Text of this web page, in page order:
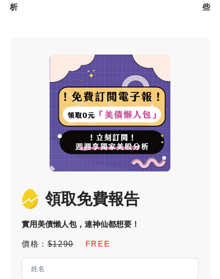
析
些
領取免費報告
實用美債懶人包，連神仙都想要！
價格：$1290 FREE